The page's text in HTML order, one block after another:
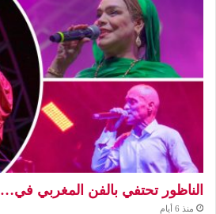
الناظور تحتفي بالفن المغربي في…
منذ 6 أيام